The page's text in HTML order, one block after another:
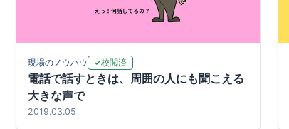
現場のノウハウ 校閲済
電話で話すときは、周囲の人にも聞こえる
大きな声で
2019.03.05